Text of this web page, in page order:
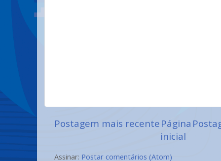
Postagem mais recentePágina
inicial
Assinar: Postar comentários (Atom)